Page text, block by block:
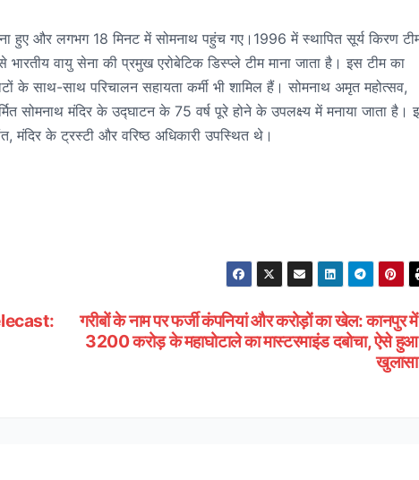
हुए और लगभग 18 मिनट में सोमनाथ पहुंच गए।1996 में स्थापित सूर्य किरण
वायु सेना की प्रमुख एरोबेटिक डिस्प्ले टीम माना जाता है। इस टीम का
साथ-साथ परिचालन सहायता कर्मी भी शामिल हैं। सोमनाथ अमृत महोत्सव,
सोमनाथ मंदिर के उद्घाटन के 75 वर्ष पूरे होने के उपलक्ष्य में मनाया जाता है।
मंदिर के ट्रस्टी और वरिष्ठ अधिकारी उपस्थित थे।
गरीबों के नाम पर फर्जी कंपनियां और करोड़ों का खेल: कानपुर में
3200 करोड़ के महाघोटाले का मास्टरमाइंड दबोचा, ऐसे हुआ
खुलासा